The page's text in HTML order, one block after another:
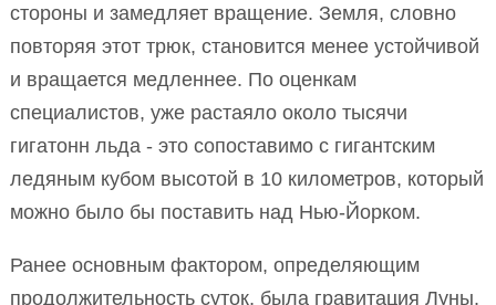
стороны и замедляет вращение. Земля, словно
повторяя этот трюк, становится менее устойчивой
и вращается медленнее. По оценкам
специалистов, уже растаяло около тысячи
гигатонн льда - это сопоставимо с гигантским
ледяным кубом высотой в 10 километров, который
можно было бы поставить над Нью-Йорком.
Ранее основным фактором, определяющим
продолжительность суток, была гравитация Луны.